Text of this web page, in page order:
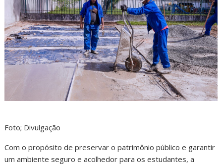
Foto; Divulgação
Com o propósito de preservar o patrimônio público e garantir
um ambiente seguro e acolhedor para os estudantes, a